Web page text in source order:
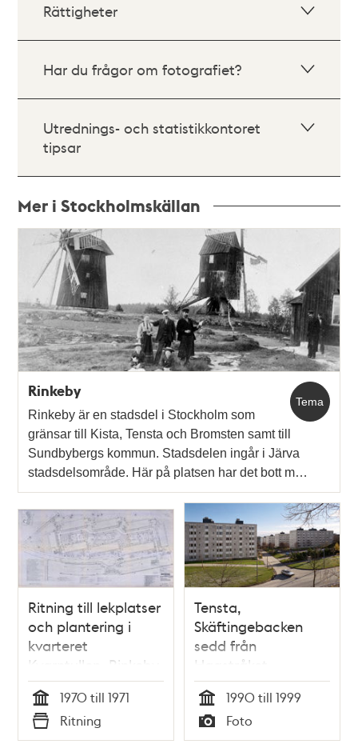
Rättigheter
Har du frågor om fotografiet?
Utrednings- och statistikkontoret
tipsar
Mer i Stockholmskällan
Relaterade
poster
teman
Tema
Rinkeby
Rinkeby är en stadsdel i Stockholm som
gränsar till Kista, Tensta och Bromsten samt till
Sundbybergs kommun. Stadsdelen ingår i Järva
stadsdelsområde. Här på platsen har det bott m…
Ritning till lekplatser
och plantering i
kvarteret
Kvarntullen, Rinkeby
Tid
1970 till 1971
Typ
Ritning
Tensta,
Skäftingebacken
sedd från
Hagstråket
Tid
1990 till 1999
Typ
Foto